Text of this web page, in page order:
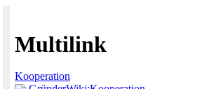
Multilink
Kooperation